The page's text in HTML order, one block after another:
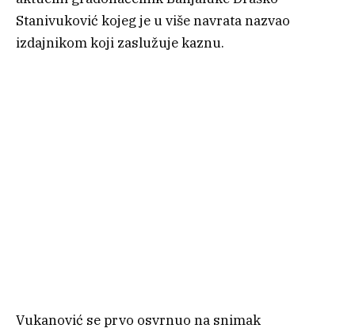
Stanivuković kojeg je u više navrata nazvao
izdajnikom koji zaslužuje kaznu.
Vukanović se prvo osvrnuo na snimak